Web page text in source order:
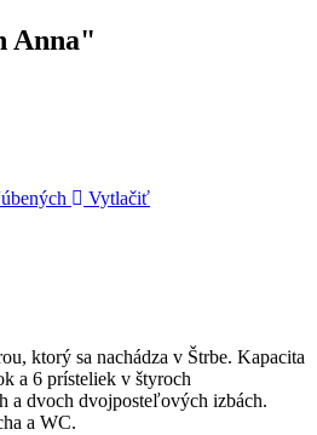
Anna"
Vytlačiť
ktorý sa nachádza v Štrbe. Kapacita
a 6 prísteliek v štyroch
a dvoch dvojposteľových izbách.
a WC.